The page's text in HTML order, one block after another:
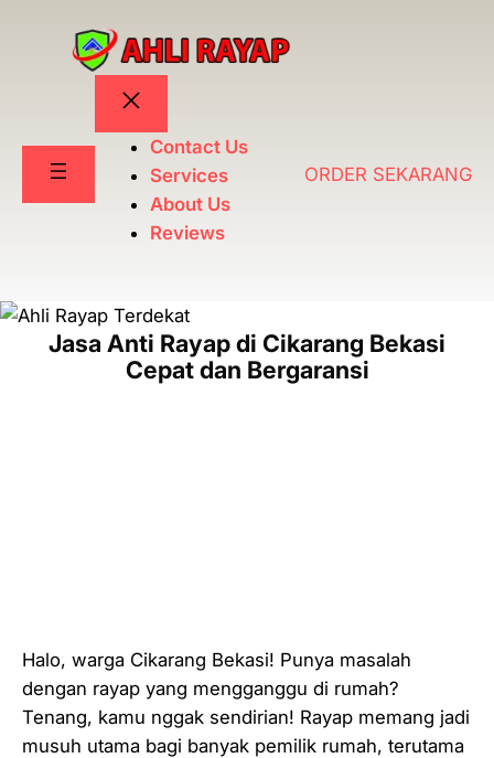
Contact Us
Services
About Us
Reviews
ORDER SEKARANG
Jasa Anti Rayap di Cikarang Bekasi
Cepat dan Bergaransi
Halo, warga Cikarang Bekasi! Punya masalah
dengan rayap yang mengganggu di rumah?
Tenang, kamu nggak sendirian! Rayap memang jadi
musuh utama bagi banyak pemilik rumah, terutama